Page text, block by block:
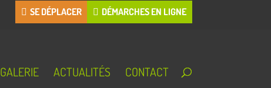
SE DÉPLACER DÉMARCHES EN LIGNE
GALERIE ACTUALITÉS CONTACT